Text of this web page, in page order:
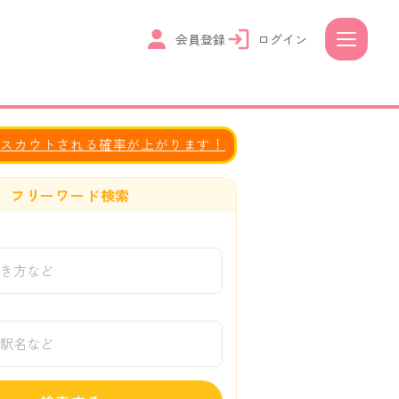
会員登録 ログイン
カウトされる確率が上がります！
フリーワード検索